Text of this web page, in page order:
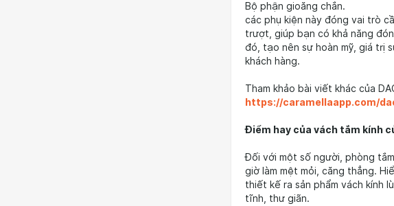
Bộ phận gioăng chắn.
các phụ kiện này đóng vai trò
trượt, giúp bạn có khả năng
đó, tạo nên sự hoàn mỹ, giá trị
khách hàng.
Tham khảo bài viết khác của
https://caramellaapp.com/
Điểm hay của vách tắm kính
Đối với một số người, phòng
giờ làm mệt mỏi, căng thẳng.
thiết kế ra sản phẩm vách kính
tĩnh, thư giãn.